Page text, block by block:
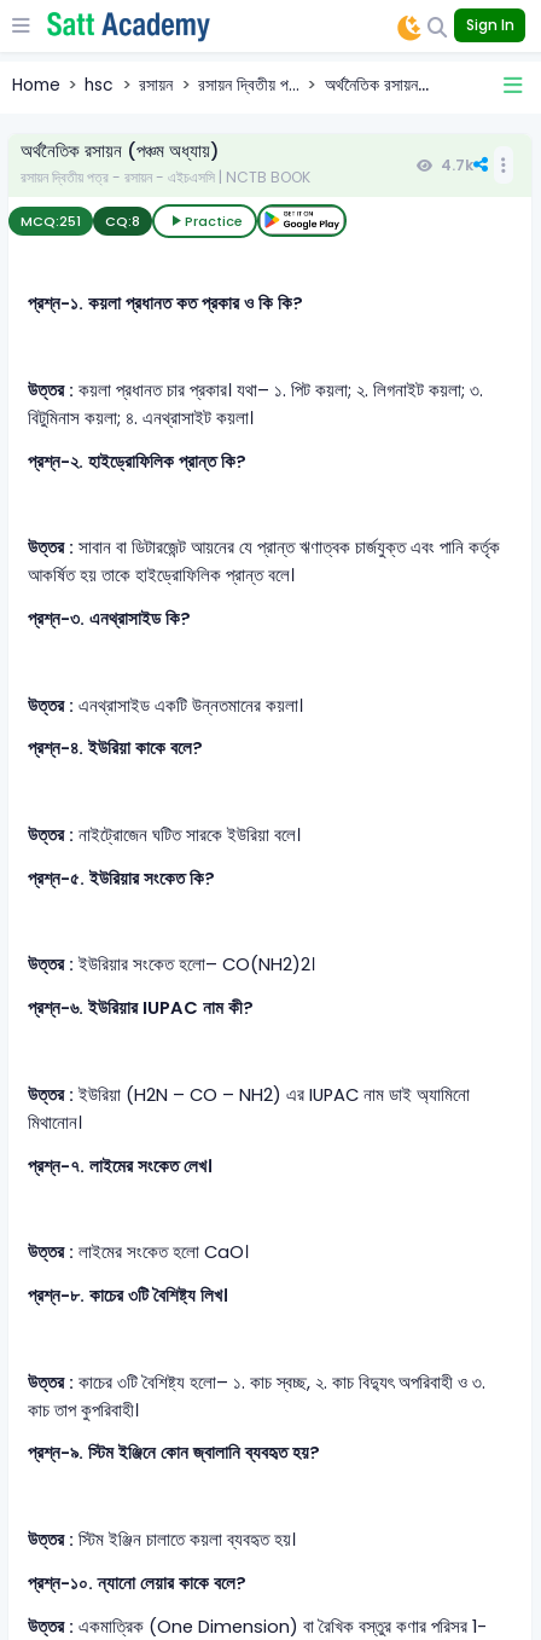
Sign In
Home hsc রসায়ন রসায়ন দ্বিতীয় প... অর্থনৈতিক রসায়ন...
অর্থনৈতিক রসায়ন (পঞ্চম অধ্যায়)
রসায়ন দ্বিতীয় পত্র - রসায়ন - এইচএসসি | NCTB BOOK
4.7k
MCQ:251 CQ:8 Practice
প্রশ্ন-১. কয়লা প্রধানত কত প্রকার ও কি কি?
উত্তর : কয়লা প্রধানত চার প্রকার। যথা– ১. পিট কয়লা; ২. লিগনাইট কয়লা; ৩.
বিটুমিনাস কয়লা; ৪. এনথ্রাসাইট কয়লা।
প্রশ্ন-২. হাইড্রোফিলিক প্রান্ত কি?
উত্তর : সাবান বা ডিটারজেন্ট আয়নের যে প্রান্ত ঋণাত্বক চার্জযুক্ত এবং পানি কর্তৃক
আকর্ষিত হয় তাকে হাইড্রোফিলিক প্রান্ত বলে।
প্রশ্ন-৩. এনথ্রাসাইড কি?
উত্তর : এনথ্রাসাইড একটি উন্নতমানের কয়লা।
প্রশ্ন-৪. ইউরিয়া কাকে বলে?
উত্তর : নাইট্রোজেন ঘটিত সারকে ইউরিয়া বলে।
প্রশ্ন-৫. ইউরিয়ার সংকেত কি?
উত্তর : ইউরিয়ার সংকেত হলো– CO(NH2)2।
প্রশ্ন-৬. ইউরিয়ার IUPAC নাম কী?
উত্তর : ইউরিয়া (H2N – CO – NH2) এর IUPAC নাম ডাই অ্যামিনো
মিথানোন।
প্রশ্ন-৭. লাইমের সংকেত লেখ।
উত্তর : লাইমের সংকেত হলো CaO।
প্রশ্ন-৮. কাচের ৩টি বৈশিষ্ট্য লিখ।
উত্তর : কাচের ৩টি বৈশিষ্ট্য হলো– ১. কাচ স্বচ্ছ, ২. কাচ বিদ্যুৎ অপরিবাহী ও ৩.
কাচ তাপ কুপরিবাহী।
প্রশ্ন-৯. স্টিম ইঞ্জিনে কোন জ্বালানি ব্যবহৃত হয়?
উত্তর : স্টিম ইঞ্জিন চালাতে কয়লা ব্যবহৃত হয়।
প্রশ্ন-১০. ন্যানো লেয়ার কাকে বলে?
উত্তর :একমাত্রিক (One Dimension) বা রৈখিক বস্তুর কণার পরিসর 1-